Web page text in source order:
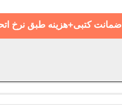
ضمانت کتبی+هزینه طبق نرخ